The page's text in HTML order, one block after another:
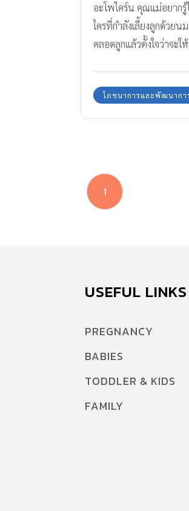
อะโพไคร์น คุณแม่อยาก
ใครที่กำลังเลี้ยงลูกด้วย
คลอดลูกแล้วตั้งใจว่าจะใ
โภชนาการและพัฒนากา
1
USEFUL LINKS
PREGNANCY
BABIES
TODDLER & KIDS
FAMILY